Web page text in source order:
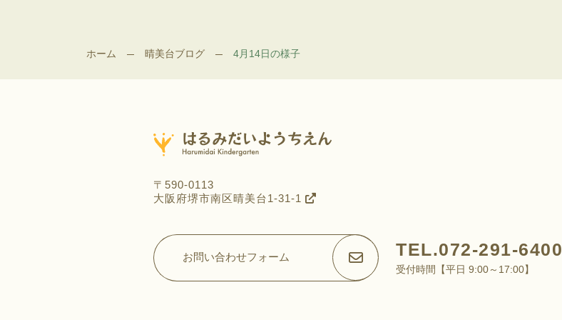
ホーム 晴美台ブログ 4月14日の様子
〒590-0113
大阪府堺市南区晴美台1-31-1
お問い合わせフォーム TEL.072-291-6400
受付時間【平日 9:00～17:00】